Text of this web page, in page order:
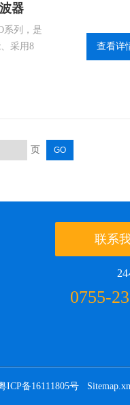
器
系列，是
采用8
。
查看详
页
联系
0755-
ICP备16111805号